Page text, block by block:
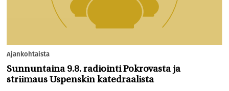
Ajankohtaista
Sunnuntaina 9.8. radiointi Pokrovasta ja
striimaus Uspenskin katedraalista